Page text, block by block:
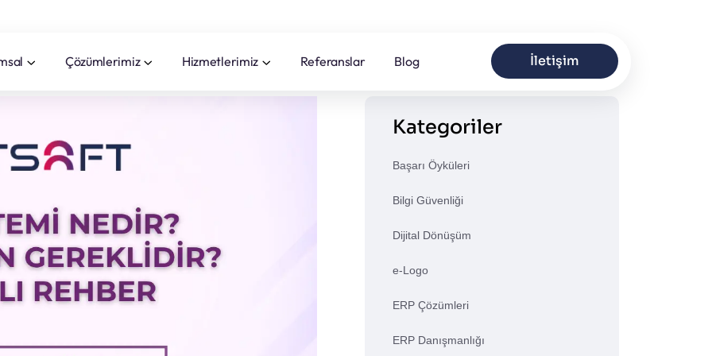
Çözümlerimiz Hizmetlerimiz Referanslar Blog İletişim
Kategoriler
Başarı Öyküleri
Bilgi Güvenliği
Dijital Dönüşüm
e-Logo
ERP Çözümleri
ERP Danışmanlığı